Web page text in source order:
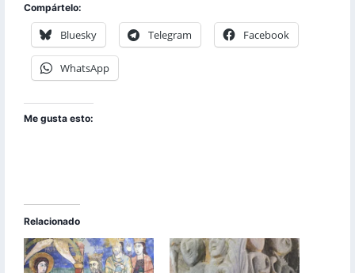
Compártelo:
Bluesky Telegram Facebook
WhatsApp
Me gusta esto:
Relacionado